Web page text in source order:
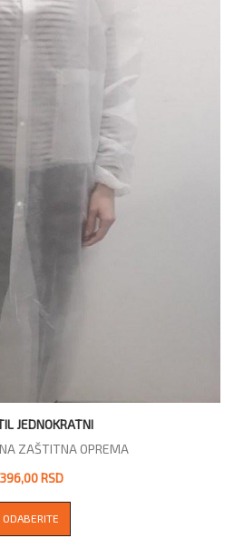
JEDNOKRATNI
ZAŠTITNA OPREMA
396,00 RSD
ODABERITE